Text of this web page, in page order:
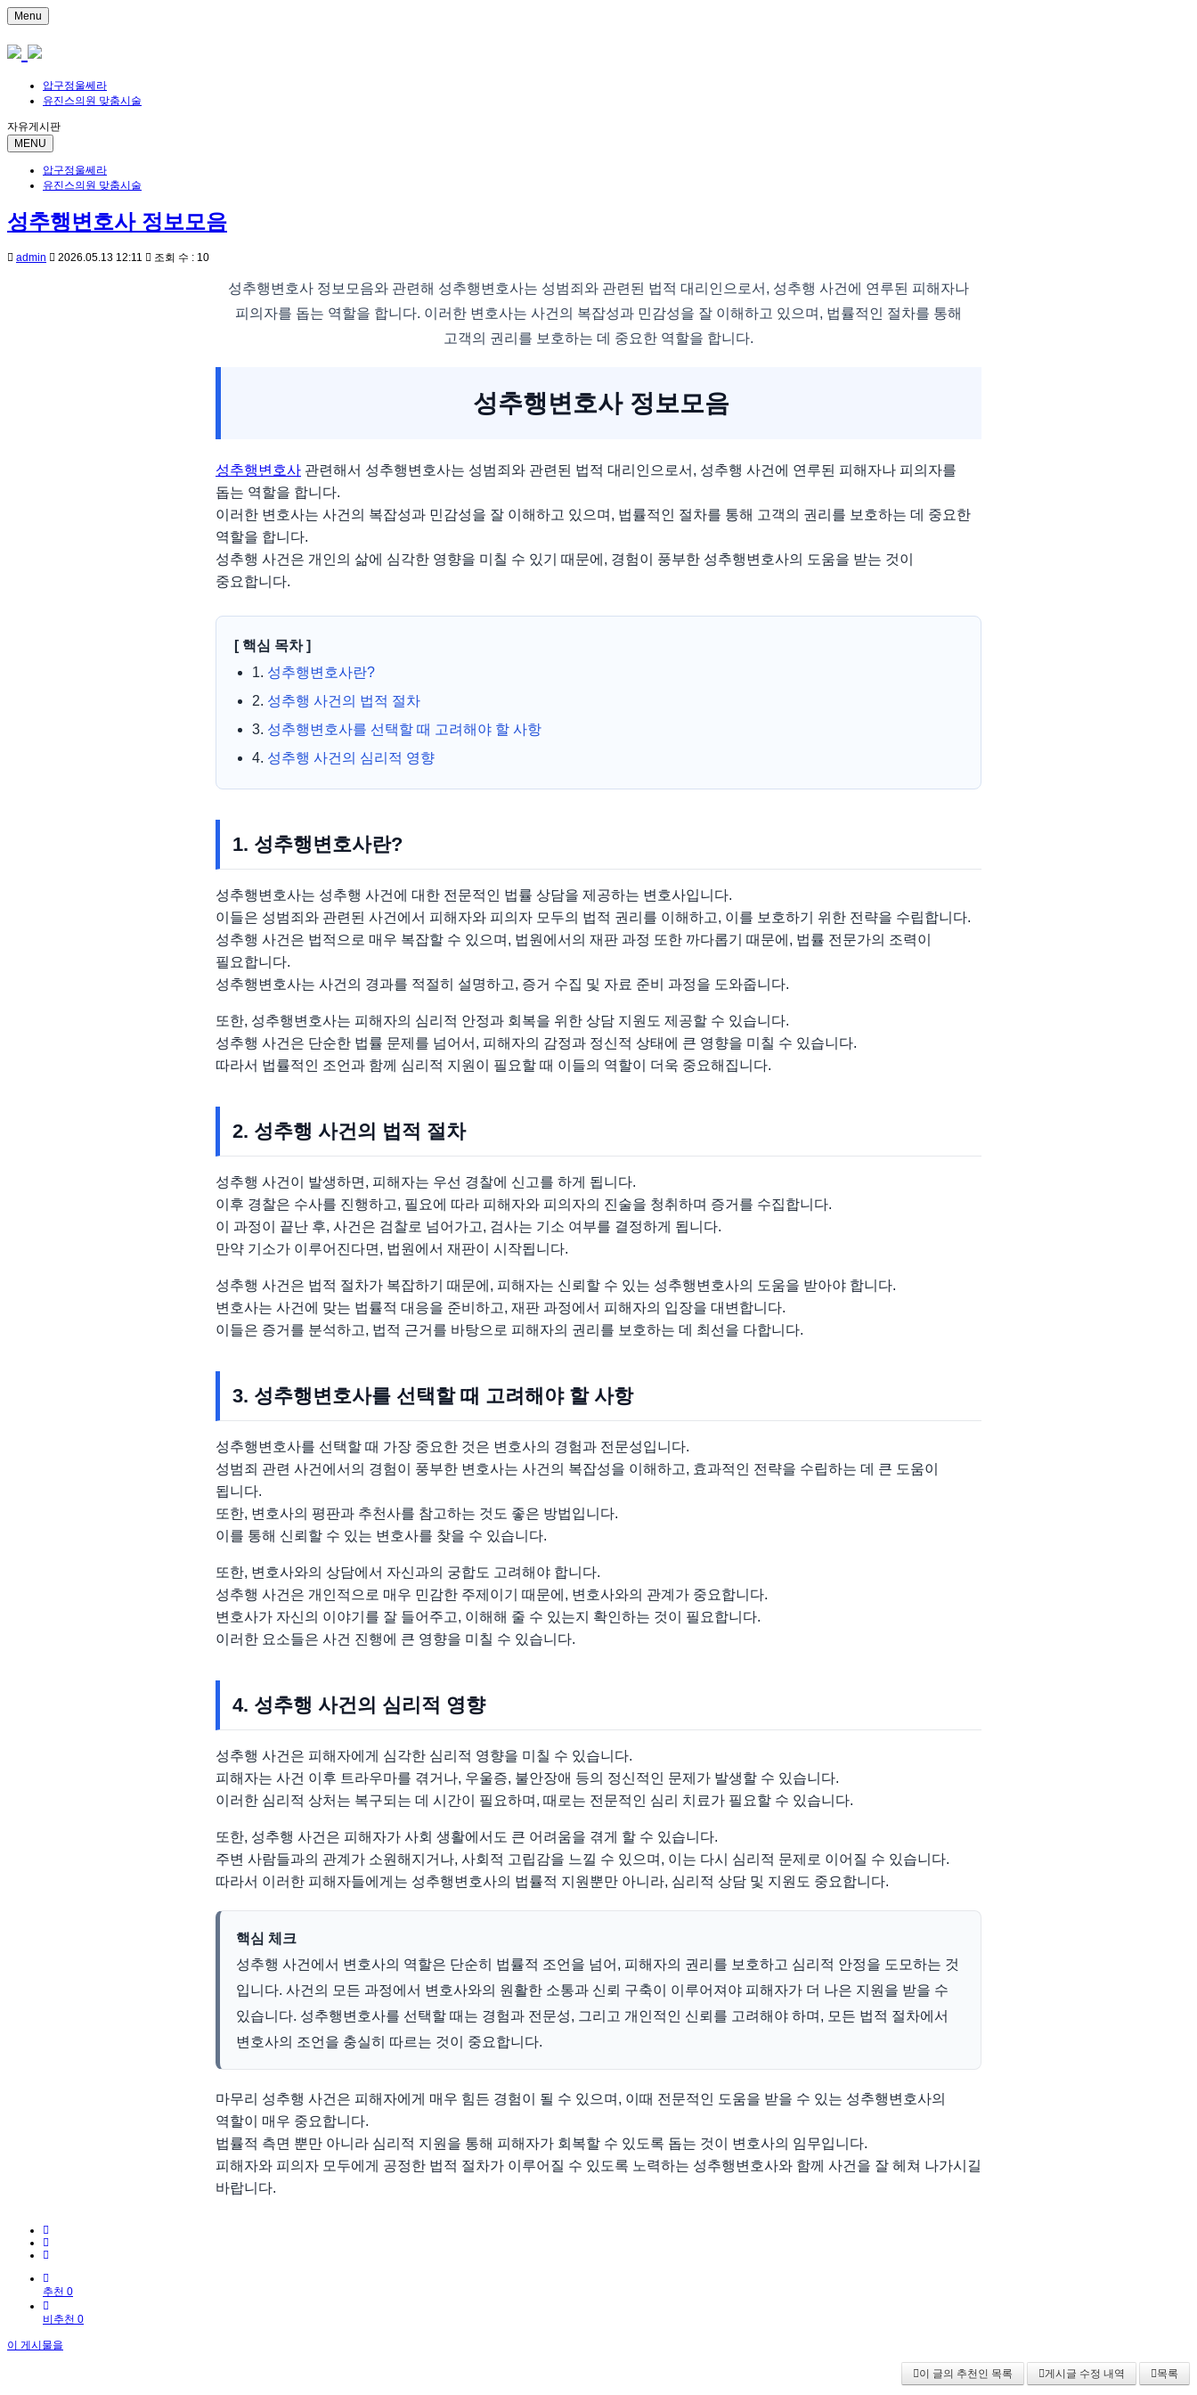
Menu
압구정울쎄라
유진스의원 맞춤시술
자유게시판
MENU
압구정울쎄라
유진스의원 맞춤시술
성추행변호사 정보모음
admin 2026.05.13 12:11 조회 수 : 10
성추행변호사 정보모음와 관련해 성추행변호사는 성범죄와 관련된 법적 대리인으로서, 성추행 사건에 연루된 피해자나
피의자를 돕는 역할을 합니다. 이러한 변호사는 사건의 복잡성과 민감성을 잘 이해하고 있으며, 법률적인 절차를 통해
고객의 권리를 보호하는 데 중요한 역할을 합니다.
성추행변호사 정보모음
성추행변호사 관련해서 성추행변호사는 성범죄와 관련된 법적 대리인으로서, 성추행 사건에 연루된 피해자나 피의자를
돕는 역할을 합니다.
이러한 변호사는 사건의 복잡성과 민감성을 잘 이해하고 있으며, 법률적인 절차를 통해 고객의 권리를 보호하는 데 중요한
역할을 합니다.
성추행 사건은 개인의 삶에 심각한 영향을 미칠 수 있기 때문에, 경험이 풍부한 성추행변호사의 도움을 받는 것이
중요합니다.
[ 핵심 목차 ]
1. 성추행변호사란?
2. 성추행 사건의 법적 절차
3. 성추행변호사를 선택할 때 고려해야 할 사항
4. 성추행 사건의 심리적 영향
1. 성추행변호사란?
성추행변호사는 성추행 사건에 대한 전문적인 법률 상담을 제공하는 변호사입니다.
이들은 성범죄와 관련된 사건에서 피해자와 피의자 모두의 법적 권리를 이해하고, 이를 보호하기 위한 전략을 수립합니다.
성추행 사건은 법적으로 매우 복잡할 수 있으며, 법원에서의 재판 과정 또한 까다롭기 때문에, 법률 전문가의 조력이
필요합니다.
성추행변호사는 사건의 경과를 적절히 설명하고, 증거 수집 및 자료 준비 과정을 도와줍니다.
또한, 성추행변호사는 피해자의 심리적 안정과 회복을 위한 상담 지원도 제공할 수 있습니다.
성추행 사건은 단순한 법률 문제를 넘어서, 피해자의 감정과 정신적 상태에 큰 영향을 미칠 수 있습니다.
따라서 법률적인 조언과 함께 심리적 지원이 필요할 때 이들의 역할이 더욱 중요해집니다.
2. 성추행 사건의 법적 절차
성추행 사건이 발생하면, 피해자는 우선 경찰에 신고를 하게 됩니다.
이후 경찰은 수사를 진행하고, 필요에 따라 피해자와 피의자의 진술을 청취하며 증거를 수집합니다.
이 과정이 끝난 후, 사건은 검찰로 넘어가고, 검사는 기소 여부를 결정하게 됩니다.
만약 기소가 이루어진다면, 법원에서 재판이 시작됩니다.
성추행 사건은 법적 절차가 복잡하기 때문에, 피해자는 신뢰할 수 있는 성추행변호사의 도움을 받아야 합니다.
변호사는 사건에 맞는 법률적 대응을 준비하고, 재판 과정에서 피해자의 입장을 대변합니다.
이들은 증거를 분석하고, 법적 근거를 바탕으로 피해자의 권리를 보호하는 데 최선을 다합니다.
3. 성추행변호사를 선택할 때 고려해야 할 사항
성추행변호사를 선택할 때 가장 중요한 것은 변호사의 경험과 전문성입니다.
성범죄 관련 사건에서의 경험이 풍부한 변호사는 사건의 복잡성을 이해하고, 효과적인 전략을 수립하는 데 큰 도움이
됩니다.
또한, 변호사의 평판과 추천사를 참고하는 것도 좋은 방법입니다.
이를 통해 신뢰할 수 있는 변호사를 찾을 수 있습니다.
또한, 변호사와의 상담에서 자신과의 궁합도 고려해야 합니다.
성추행 사건은 개인적으로 매우 민감한 주제이기 때문에, 변호사와의 관계가 중요합니다.
변호사가 자신의 이야기를 잘 들어주고, 이해해 줄 수 있는지 확인하는 것이 필요합니다.
이러한 요소들은 사건 진행에 큰 영향을 미칠 수 있습니다.
4. 성추행 사건의 심리적 영향
성추행 사건은 피해자에게 심각한 심리적 영향을 미칠 수 있습니다.
피해자는 사건 이후 트라우마를 겪거나, 우울증, 불안장애 등의 정신적인 문제가 발생할 수 있습니다.
이러한 심리적 상처는 복구되는 데 시간이 필요하며, 때로는 전문적인 심리 치료가 필요할 수 있습니다.
또한, 성추행 사건은 피해자가 사회 생활에서도 큰 어려움을 겪게 할 수 있습니다.
주변 사람들과의 관계가 소원해지거나, 사회적 고립감을 느낄 수 있으며, 이는 다시 심리적 문제로 이어질 수 있습니다.
따라서 이러한 피해자들에게는 성추행변호사의 법률적 지원뿐만 아니라, 심리적 상담 및 지원도 중요합니다.
핵심 체크
성추행 사건에서 변호사의 역할은 단순히 법률적 조언을 넘어, 피해자의 권리를 보호하고 심리적 안정을 도모하는 것
입니다. 사건의 모든 과정에서 변호사와의 원활한 소통과 신뢰 구축이 이루어져야 피해자가 더 나은 지원을 받을 수
있습니다. 성추행변호사를 선택할 때는 경험과 전문성, 그리고 개인적인 신뢰를 고려해야 하며, 모든 법적 절차에서
변호사의 조언을 충실히 따르는 것이 중요합니다.
마무리 성추행 사건은 피해자에게 매우 힘든 경험이 될 수 있으며, 이때 전문적인 도움을 받을 수 있는 성추행변호사의
역할이 매우 중요합니다.
법률적 측면 뿐만 아니라 심리적 지원을 통해 피해자가 회복할 수 있도록 돕는 것이 변호사의 임무입니다.
피해자와 피의자 모두에게 공정한 법적 절차가 이루어질 수 있도록 노력하는 성추행변호사와 함께 사건을 잘 헤쳐 나가시길
바랍니다.
추천 0
비추천 0
이 게시물을
이 글의 추천인 목록 게시글 수정 내역 목록